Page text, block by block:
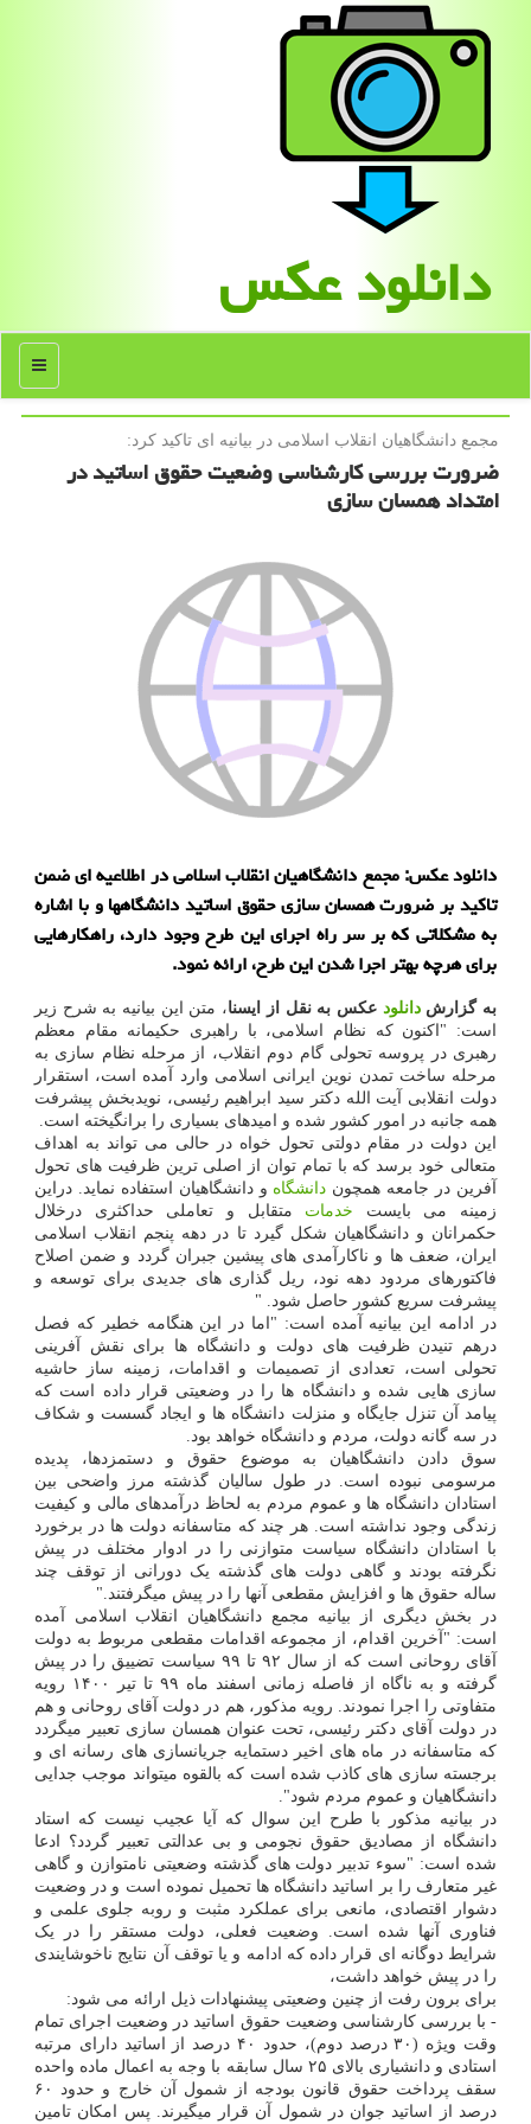
دانلود عكس
منو
مجمع دانشگاهیان انقلاب اسلامی در بیانیه ای تاكید كرد:
ضرورت بررسی کارشناسی وضعیت حقوق اساتید در
امتداد همسان سازی
دانلود عکس: مجمع دانشگاهیان انقلاب اسلامی در اطلاعیه ای ضمن
تاکید بر ضرورت همسان سازی حقوق اساتید دانشگاهها و با اشاره
به مشکلاتی که بر سر راه اجرای این طرح وجود دارد، راهکارهایی
برای هرچه بهتر اجرا شدن این طرح، ارائه نمود.
به گزارشدانلود عکس به نقل از ایسنا، متن این بیانیه به شرح زیر
است: "اکنون که نظام اسلامی، با راهبری حکیمانه مقام معظم
رهبری در پروسه تحولی گام دوم انقلاب، از مرحله نظام سازی به
مرحله ساخت تمدن نوین ایرانی اسلامی وارد آمده است، استقرار
دولت انقلابی آیت الله دکتر سید ابراهیم رئیسی، نویدبخش پیشرفت
همه جانبه در امور کشور شده و امیدهای بسیاری را برانگیخته است.
این دولت در مقام دولتی تحول خواه در حالی می تواند به اهداف
متعالی خود برسد که با تمام توان از اصلی ترین ظرفیت های تحول
آفرین در جامعه همچون دانشگاه و دانشگاهیان استفاده نماید. دراین
زمینه می بایست خدمات متقابل و تعاملی حداکثری درخلال
حکمرانان و دانشگاهیان شکل گیرد تا در دهه پنجم انقلاب اسلامی
ایران، ضعف ها و ناکارآمدی های پیشین جبران گردد و ضمن اصلاح
فاکتورهای مردود دهه نود، ریل گذاری های جدیدی برای توسعه و
پیشرفت سریع کشور حاصل شود. "
در ادامه این بیانیه آمده است: "اما در این هنگامه خطیر که فصل
درهم تنیدن ظرفیت های دولت و دانشگاه ها برای نقش آفرینی
تحولی است، تعدادی از تصمیمات و اقدامات، زمینه ساز حاشیه
سازی هایی شده و دانشگاه ها را در وضعیتی قرار داده است که
پیامد آن تنزل جایگاه و منزلت دانشگاه ها و ایجاد گسست و شکاف
در سه گانه دولت، مردم و دانشگاه خواهد بود.
سوق دادن دانشگاهیان به موضوع حقوق و دستمزدها، پدیده
مرسومی نبوده است. در طول سالیان گذشته مرز واضحی بین
استادان دانشگاه ها و عموم مردم به لحاظ درآمدهای مالی و کیفیت
زندگی وجود نداشته است. هر چند که متاسفانه دولت ها در برخورد
با استادان دانشگاه سیاست متوازنی را در ادوار مختلف در پیش
نگرفته بودند و گاهی دولت های گذشته یک دورانی از توقف چند
ساله حقوق ها و افزایش مقطعی آنها را در پیش میگرفتند."
در بخش دیگری از بیانیه مجمع دانشگاهیان انقلاب اسلامی آمده
است: "آخرین اقدام، از مجموعه اقدامات مقطعی مربوط به دولت
آقای روحانی است که از سال ۹۲ تا ۹۹ سیاست تضییق را در پیش
گرفته و به ناگاه از فاصله زمانی اسفند ماه ۹۹ تا تیر ۱۴۰۰ رویه
متفاوتی را اجرا نمودند. رویه مذکور، هم در دولت آقای روحانی و هم
در دولت آقای دکتر رئیسی، تحت عنوان همسان سازی تعبیر میگردد
که متاسفانه در ماه های اخیر دستمایه جریانسازی های رسانه ای و
برجسته سازی های کاذب شده است که بالقوه میتواند موجب جدایی
دانشگاهیان و عموم مردم شود".
در بیانیه مذکور با طرح این سوال که آیا عجیب نیست که استاد
دانشگاه از مصادیق حقوق نجومی و بی عدالتی تعبیر گردد؟ ادعا
شده است: "سوء تدبیر دولت های گذشته وضعیتی نامتوازن و گاهی
غیر متعارف را بر اساتید دانشگاه ها تحمیل نموده است و در وضعیت
دشوار اقتصادی، مانعی برای عملکرد مثبت و روبه جلوی علمی و
فناوری آنها شده است. وضعیت فعلی، دولت مستقر را در یک
شرایط دوگانه ای قرار داده که ادامه و یا توقف آن نتایج ناخوشایندی
را در پیش خواهد داشت،
برای برون رفت از چنین وضعیتی پیشنهادات ذیل ارائه می شود:
- با بررسی کارشناسی وضعیت حقوق اساتید در وضعیت اجرای تمام
وقت ویژه (۳۰ درصد دوم)، حدود ۴۰ درصد از اساتید دارای مرتبه
استادی و دانشیاری بالای ۲۵ سال سابقه با وجه به اعمال ماده واحده
سقف پرداخت حقوق قانون بودجه از شمول آن خارج و حدود ۶۰
درصد از اساتید جوان در شمول آن قرار میگیرند. پس امکان تامین